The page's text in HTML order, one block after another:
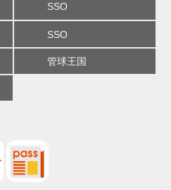
SSO
SSO
管球王国